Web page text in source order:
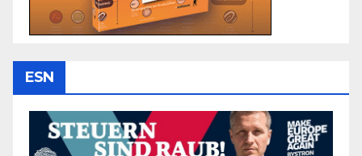
ESN